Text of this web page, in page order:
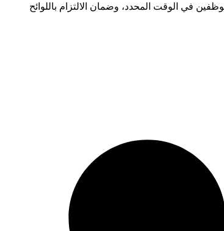
في الوقت المحدد، وضمان الالتزام باللوائح